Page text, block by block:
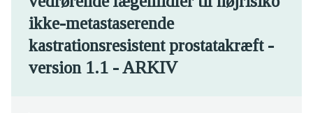
ikke-metastaserende
kastrationsresistent prostatakræft -
version 1.1 - ARKIV